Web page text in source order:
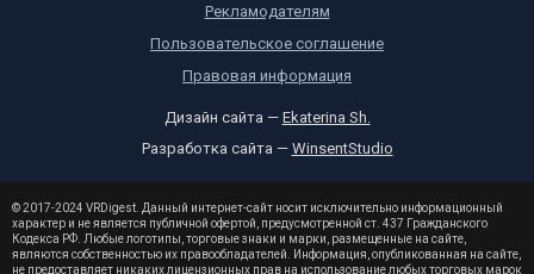
Рекламодателям
Пользовательское соглашение
Правовая информация
Дизайн сайта — Ekaterina Sh.
Разработка сайта — WinsentStudio
© 2017-2024 VRDigest. Данный интернет-сайт носит исключительно информационный
характер и не является публичной офертой, предусмотренной ст. 437 Гражданского
Кодекса РФ. Любые логотипы, торговые знаки и марки, размещенные на сайте,
являются собственностью их правообладателей. Информация, опубликованная на сайте,
не предоставляет никаких лицензионных прав на использование любых торговых марок